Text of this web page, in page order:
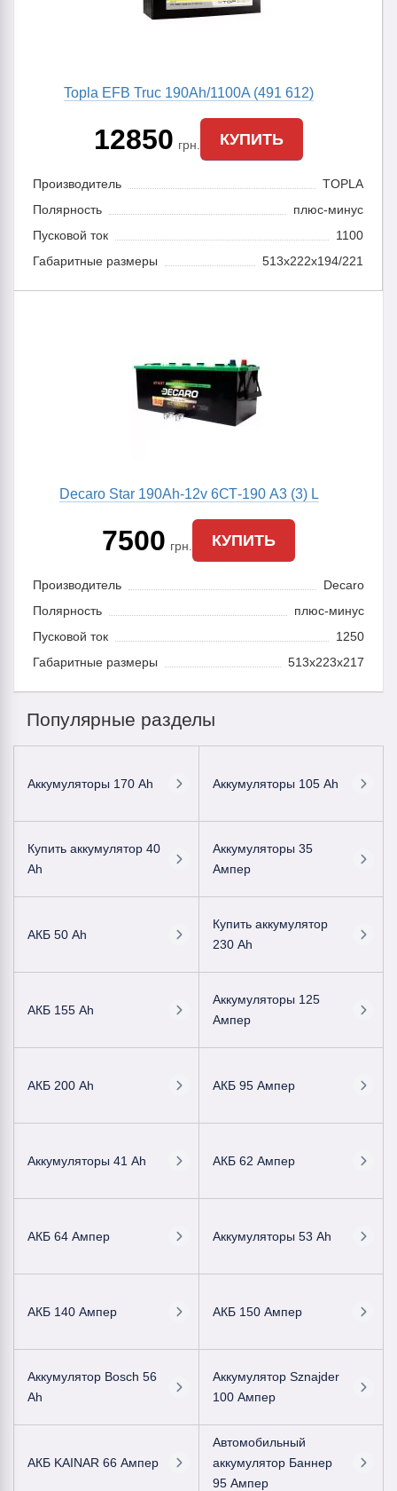
Topla EFB Truc 190Ah/1100A (491 612)
12850 грн. КУПИТЬ
Производитель
TOPLA
Полярность
плюс-минус
Пусковой ток
1100
Габаритные размеры
513x222x194/221
Decaro Star 190Ah-12v 6СТ-190 A3 (3) L
7500 грн. КУПИТЬ
Производитель
Decaro
Полярность
плюс-минус
Пусковой ток
1250
Габаритные размеры
513x223x217
Популярные разделы
Аккумуляторы 170 Ah Аккумуляторы 105 Ah
Купить аккумулятор 40
Ah
Аккумуляторы 35
Ампер
АКБ 50 Ah
Купить аккумулятор
230 Ah
АКБ 155 Ah
Аккумуляторы 125
Ампер
АКБ 200 Ah АКБ 95 Ампер
Аккумуляторы 41 Ah АКБ 62 Ампер
АКБ 64 Ампер Аккумуляторы 53 Ah
АКБ 140 Ампер АКБ 150 Ампер
Аккумулятор Bosch 56
Ah
Аккумулятор Sznajder
100 Ампер
АКБ KAINAR 66 Ампер
Автомобильный
аккумулятор Баннер
95 Ампер